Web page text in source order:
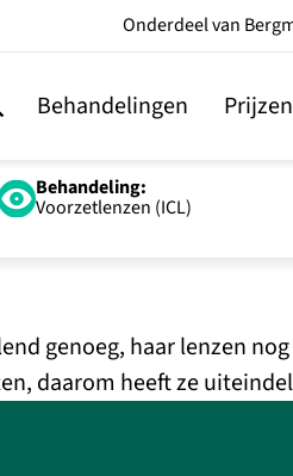
Onderdeelvan
Behandelingen Prijzen
Behandeling:
Voorzetlenzen (ICL)
genoeg, haar lenzen
daarom heeft ze